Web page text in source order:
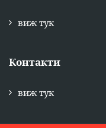
виж тук
Контакти
виж тук